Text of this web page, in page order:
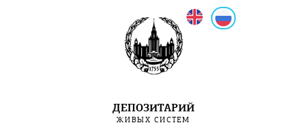
EnglishРусский
ДЕПОЗИТАРИЙ
ЖИВЫХ СИСТЕМ